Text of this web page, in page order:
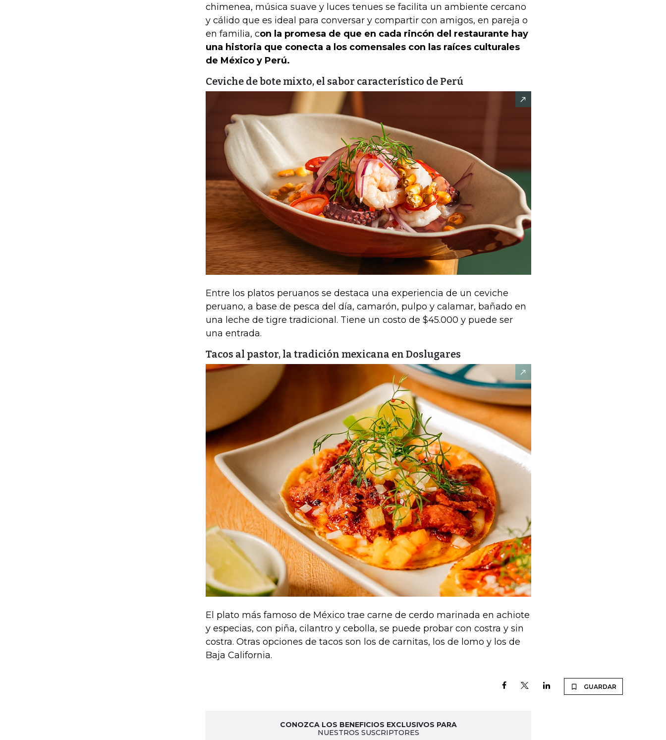
chimenea, música suave y luces tenues se facilita un ambiente cercano
y cálido que es ideal para conversar y compartir con amigos, en pareja o
en familia, con la promesa de que en cada rincón del restaurante hay
una historia que conecta a los comensales con las raíces culturales
de México y Perú.
Ceviche de bote mixto, el sabor característico de Perú
Entre los platos peruanos se destaca una experiencia de un ceviche
peruano, a base de pesca del día, camarón, pulpo y calamar, bañado en
una leche de tigre tradicional. Tiene un costo de $45.000 y puede ser
una entrada.
Tacos al pastor, la tradición mexicana en Doslugares
El plato más famoso de México trae carne de cerdo marinada en achiote
y especias, con piña, cilantro y cebolla, se puede probar con costra y sin
costra. Otras opciones de tacos son los de carnitas, los de lomo y los de
Baja California.
GUARDAR
CONOZCA LOS BENEFICIOS EXCLUSIVOS PARA
NUESTROS SUSCRIPTORES